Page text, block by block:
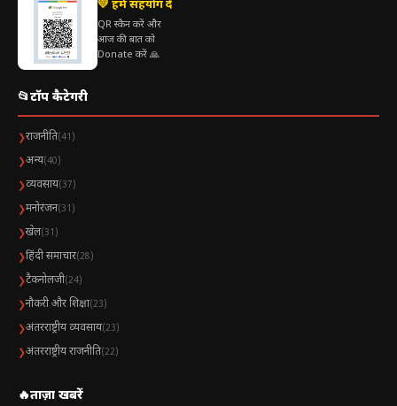
💛 हमें सहयोग दें
QR स्कैन करें और
आज की बात को
Donate करें 🙏
📂टॉप कैटेगरी
❯राजनीति(41)
❯अन्य(40)
❯व्यवसाय(37)
❯मनोरंजन(31)
❯खेल(31)
❯हिंदी समाचार(28)
❯टैकनोलजी(24)
❯नौकरी और शिक्षा(23)
❯अंतरराष्ट्रीय व्यवसाय(23)
❯अंतरराष्ट्रीय राजनीति(22)
🔥ताज़ा खबरें